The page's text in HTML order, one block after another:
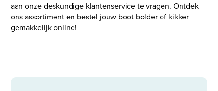
aan onze deskundige klantenservice te vragen. Ontdek
ons assortiment en bestel jouw boot bolder of kikker
gemakkelijk online!